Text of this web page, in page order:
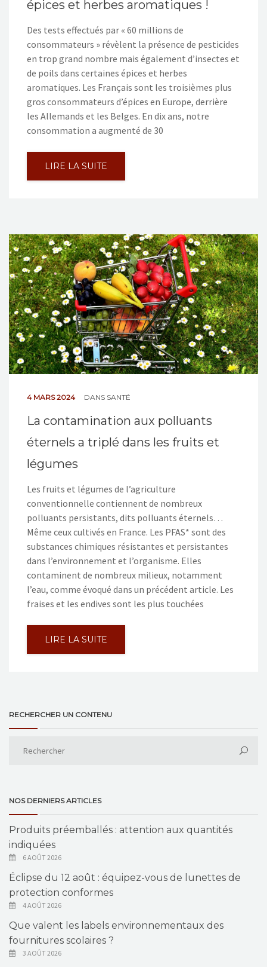
épices et herbes aromatiques !
Des tests effectués par « 60 millions de
consommateurs » révèlent la présence de pesticides
en trop grand nombre mais également d’insectes et
de poils dans certaines épices et herbes
aromatiques. Les Français sont les troisièmes plus
gros consommateurs d’épices en Europe, derrière
les Allemands et les Belges. En dix ans, notre
consommation a augmenté de 30
LIRE LA SUITE
4 MARS 2024 DANS SANTÉ
La contamination aux polluants
éternels a triplé dans les fruits et
légumes
Les fruits et légumes de l’agriculture
conventionnelle contiennent de nombreux
polluants persistants, dits polluants éternels…
Même ceux cultivés en France. Les PFAS* sont des
substances chimiques résistantes et persistantes
dans l’environnement et l’organisme. Elles
contaminent de nombreux milieux, notamment
l’eau, comme évoqué dans un précédent article. Les
fraises et les endives sont les plus touchées
LIRE LA SUITE
RECHERCHER UN CONTENU
NOS DERNIERS ARTICLES
Produits préemballés : attention aux quantités
indiquées
6 AOÛT 2026
Éclipse du 12 août : équipez-vous de lunettes de
protection conformes
4 AOÛT 2026
Que valent les labels environnementaux des
fournitures scolaires ?
3 AOÛT 2026